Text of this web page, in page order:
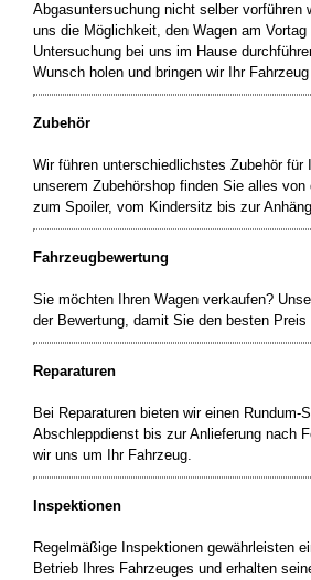
Abgasuntersuchung nicht selber vorführen
uns die Möglichkeit, den Wagen am
Untersuchung bei uns im Hause
Wunsch holen und bringen wir Ihr
Zubehör
Wir führen unterschiedlichstes Zubehör für
unserem Zubehörshop finden Sie alles
zum Spoiler, vom Kindersitz bis zur
Fahrzeugbewertung
Sie möchten Ihren Wagen verkaufen?
der Bewertung, damit Sie den besten Preis
Reparaturen
Bei Reparaturen bieten wir einen Rundum-
Abschleppdienst bis zur Anlieferung nach
wir uns um Ihr Fahrzeug.
Inspektionen
Regelmäßige Inspektionen gewährleisten
Betrieb Ihres Fahrzeuges und erhalten